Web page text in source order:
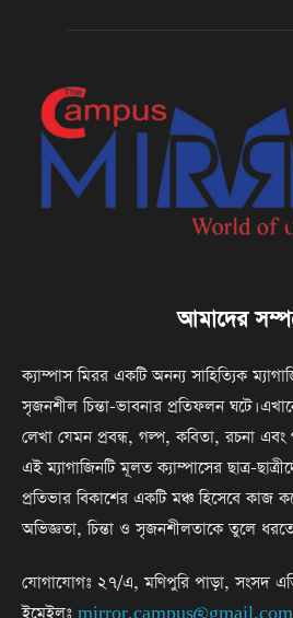
আমাদের
ক্যাম্পাস মিরর একটি অনন্য সাহিত্যিক
সৃজনশীল চিন্তা-ভাবনার প্রতিফলন ঘটে।
লেখা যেমন প্রবন্ধ, গল্প, কবিতা, রচনা এবং
এই ম্যাগাজিনটি মূলত ক্যাম্পাসের ছাত্র-
প্রতিভার বিকাশের একটি মঞ্চ হিসেবে কাজ
অভিজ্ঞতা, চিন্তা ও সৃজনশীলতাকে তুলে ধরতে
যোগাযোগঃ ২৭/এ, মণিপুরি পাড়া, সংসদ
ইমেইলঃ mirror.campus@gmail.com